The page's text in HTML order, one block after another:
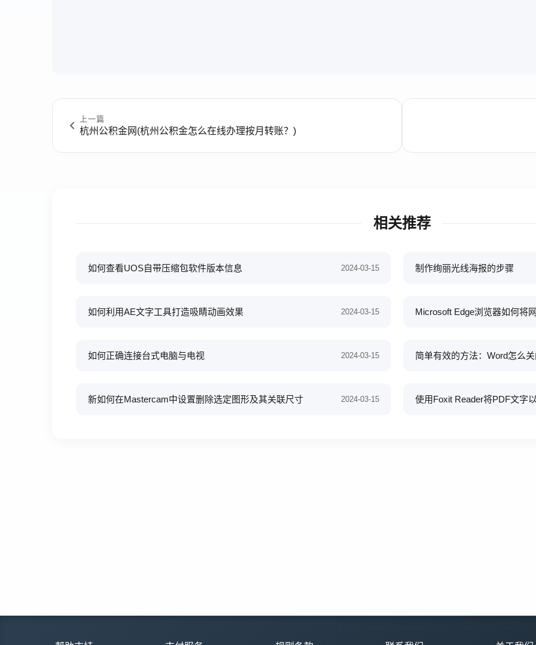
上一篇
杭州公积金网(杭州公积金怎么在线办理按月转账？)
相关推荐
如何查看UOS自带压缩包软件版本信息 2024-03-15 制作绚丽光线海报的步骤
如何利用AE文字工具打造吸睛动画效果 2024-03-15 Microsoft Edge浏览器如何将
如何正确连接台式电脑与电视 2024-03-15 简单有效的方法：Word怎么
新如何在Mastercam中设置删除选定图形及其关联尺寸 2024-03-15 使用Foxit Reader将PDF文字